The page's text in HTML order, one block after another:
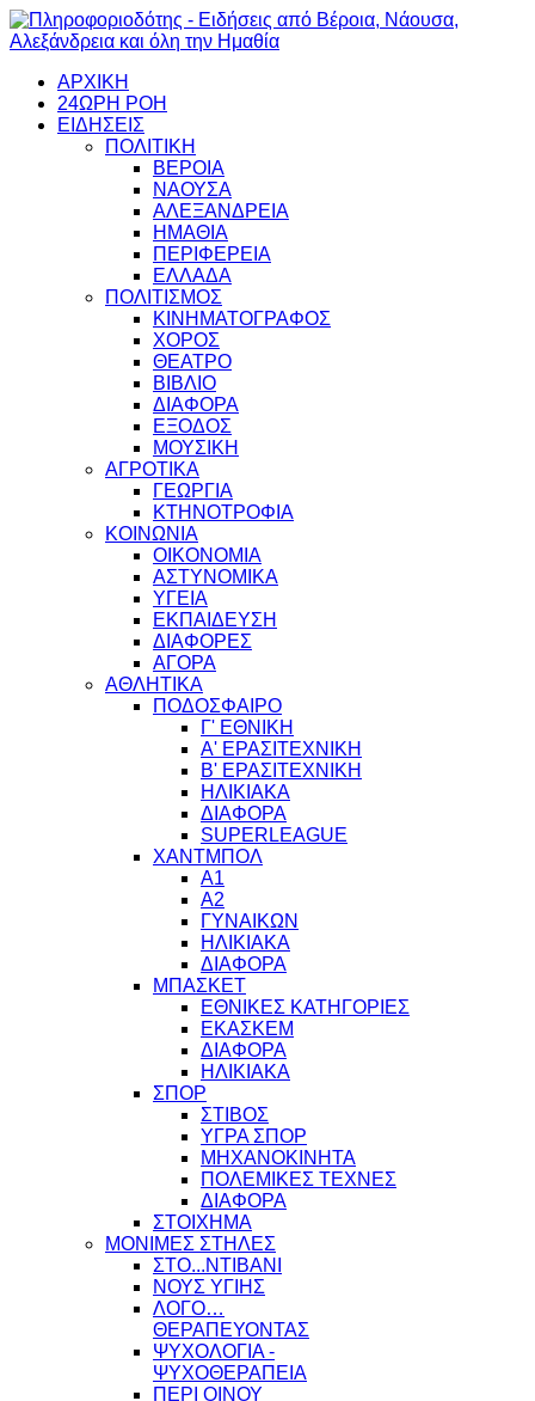
ΑΡΧΙΚΗ
24ΩΡΗ ΡΟΗ
ΕΙΔΗΣΕΙΣ
ΠΟΛΙΤΙΚΗ
ΒΕΡΟΙΑ
ΝΑΟΥΣΑ
ΑΛΕΞΑΝΔΡΕΙΑ
ΗΜΑΘΙΑ
ΠΕΡΙΦΕΡΕΙΑ
ΕΛΛΑΔΑ
ΠΟΛΙΤΙΣΜΟΣ
ΚΙΝΗΜΑΤΟΓΡΑΦΟΣ
ΧΟΡΟΣ
ΘΕΑΤΡΟ
ΒΙΒΛΙΟ
ΔΙΑΦΟΡΑ
ΕΞΟΔΟΣ
ΜΟΥΣΙΚΗ
ΑΓΡΟΤΙΚΑ
ΓΕΩΡΓΙΑ
ΚΤΗΝΟΤΡΟΦΙΑ
ΚΟΙΝΩΝΙΑ
ΟΙΚΟΝΟΜΙΑ
ΑΣΤΥΝΟΜΙΚΑ
ΥΓΕΙΑ
ΕΚΠΑΙΔΕΥΣΗ
ΔΙΑΦΟΡΕΣ
ΑΓΟΡΑ
ΑΘΛΗΤΙΚΑ
ΠΟΔΟΣΦΑΙΡΟ
Γ' ΕΘΝΙΚΗ
Α' ΕΡΑΣΙΤΕΧΝΙΚΗ
Β' ΕΡΑΣΙΤΕΧΝΙΚΗ
ΗΛΙΚΙΑΚΑ
ΔΙΑΦΟΡΑ
SUPERLEAGUE
ΧΑΝΤΜΠΟΛ
Α1
Α2
ΓΥΝΑΙΚΩΝ
ΗΛΙΚΙΑΚΑ
ΔΙΑΦΟΡΑ
ΜΠΑΣΚΕΤ
ΕΘΝΙΚΕΣ ΚΑΤΗΓΟΡΙΕΣ
ΕΚΑΣΚΕΜ
ΔΙΑΦΟΡΑ
ΗΛΙΚΙΑΚΑ
ΣΠΟΡ
ΣΤΙΒΟΣ
ΥΓΡΑ ΣΠΟΡ
ΜΗΧΑΝΟΚΙΝΗΤΑ
ΠΟΛΕΜΙΚΕΣ ΤΕΧΝΕΣ
ΔΙΑΦΟΡΑ
ΣΤΟΙΧΗΜΑ
ΜΟΝΙΜΕΣ ΣΤΗΛΕΣ
ΣΤΟ...ΝΤΙΒΑΝΙ
ΝΟΥΣ ΥΓΙΗΣ
ΛΟΓΟ…
ΘΕΡΑΠΕΥΟΝΤΑΣ
ΨΥΧΟΛΟΓΙΑ -
ΨΥΧΟΘΕΡΑΠΕΙΑ
ΠΕΡΙ ΟΙΝΟΥ